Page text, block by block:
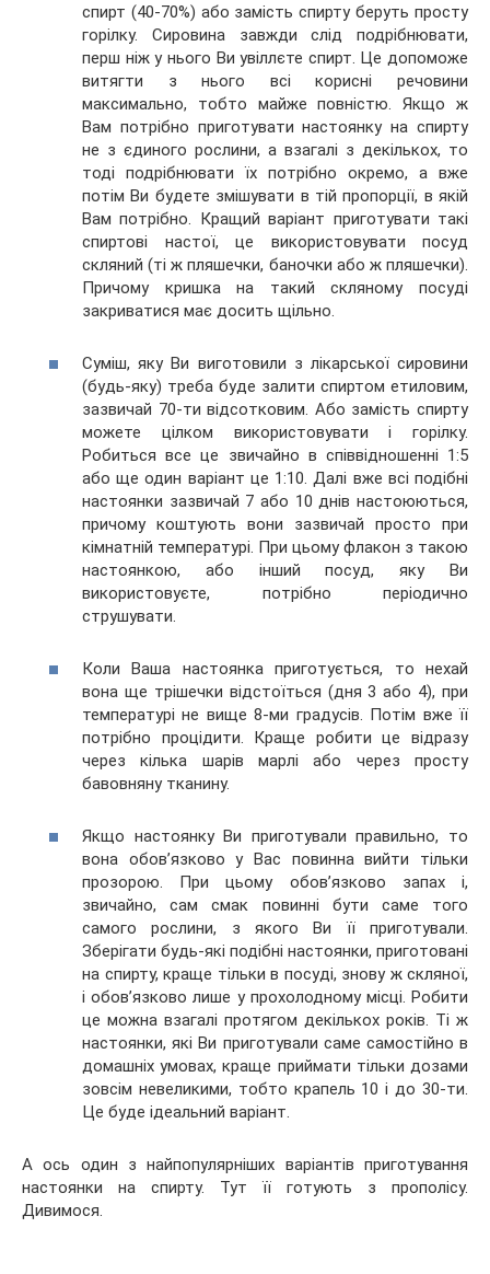
спирт (40-70%) або замість спирту беруть просту
горілку. Сировина завжди слід подрібнювати,
перш ніж у нього Ви увіллєте спирт. Це допоможе
витягти з нього всі корисні речовини
максимально, тобто майже повністю. Якщо ж
Вам потрібно приготувати настоянку на спирту
не з єдиного рослини, а взагалі з декількох, то
тоді подрібнювати їх потрібно окремо, а вже
потім Ви будете змішувати в тій пропорції, в якій
Вам потрібно. Кращий варіант приготувати такі
спиртові настої, це використовувати посуд
скляний (ті ж пляшечки, баночки або ж пляшечки).
Причому кришка на такий скляному посуді
закриватися має досить щільно.
Суміш, яку Ви виготовили з лікарської сировини
(будь-яку) треба буде залити спиртом етиловим,
зазвичай 70-ти відсотковим. Або замість спирту
можете цілком використовувати і горілку.
Робиться все це звичайно в співвідношенні 1:5
або ще один варіант це 1:10. Далі вже всі подібні
настоянки зазвичай 7 або 10 днів настоюються,
причому коштують вони зазвичай просто при
кімнатній температурі. При цьому флакон з такою
настоянкою, або інший посуд, яку Ви
використовуєте, потрібно періодично
струшувати.
Коли Ваша настоянка приготується, то нехай
вона ще трішечки відстоїться (дня 3 або 4), при
температурі не вище 8-ми градусів. Потім вже її
потрібно процідити. Краще робити це відразу
через кілька шарів марлі або через просту
бавовняну тканину.
Якщо настоянку Ви приготували правильно, то
вона обов’язково у Вас повинна вийти тільки
прозорою. При цьому обов’язково запах і,
звичайно, сам смак повинні бути саме того
самого рослини, з якого Ви її приготували.
Зберігати будь-які подібні настоянки, приготовані
на спирту, краще тільки в посуді, знову ж скляної,
і обов’язково лише у прохолодному місці. Робити
це можна взагалі протягом декількох років. Ті ж
настоянки, які Ви приготували саме самостійно в
домашніх умовах, краще приймати тільки дозами
зовсім невеликими, тобто крапель 10 і до 30-ти.
Це буде ідеальний варіант.
А ось один з найпопулярніших варіантів приготування
настоянки на спирту. Тут її готують з прополісу.
Дивимося.